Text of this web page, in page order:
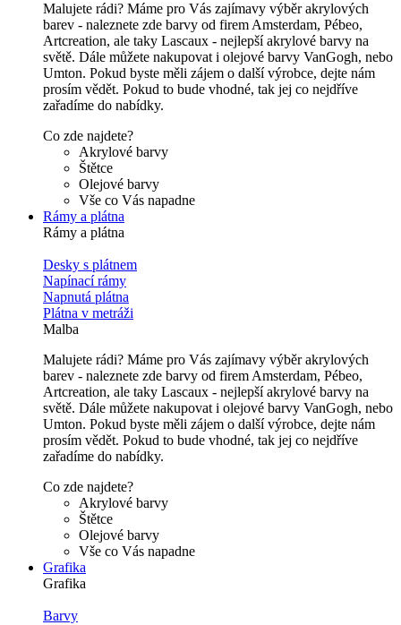
Malujete rádi? Máme pro Vás zajímavy výběr akrylových
barev - naleznete zde barvy od firem Amsterdam, Pébeo,
Artcreation, ale taky Lascaux - nejlepší akrylové barvy na
světě. Dále můžete nakupovat i olejové barvy VanGogh, nebo
Umton. Pokud byste měli zájem o další výrobce, dejte nám
prosím vědět. Pokud to bude vhodné, tak jej co nejdříve
zařadíme do nabídky.
Co zde najdete?
Akrylové barvy
Štětce
Olejové barvy
Vše co Vás napadne
Rámy a plátna
Rámy a plátna
Desky s plátnem
Napínací rámy
Napnutá plátna
Plátna v metráži
Malba
Malujete rádi? Máme pro Vás zajímavy výběr akrylových
barev - naleznete zde barvy od firem Amsterdam, Pébeo,
Artcreation, ale taky Lascaux - nejlepší akrylové barvy na
světě. Dále můžete nakupovat i olejové barvy VanGogh, nebo
Umton. Pokud byste měli zájem o další výrobce, dejte nám
prosím vědět. Pokud to bude vhodné, tak jej co nejdříve
zařadíme do nabídky.
Co zde najdete?
Akrylové barvy
Štětce
Olejové barvy
Vše co Vás napadne
Grafika
Grafika
Barvy